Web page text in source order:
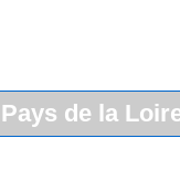
Pays de la